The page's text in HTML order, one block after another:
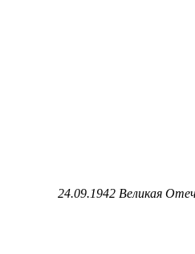
24.09.1942 Великая